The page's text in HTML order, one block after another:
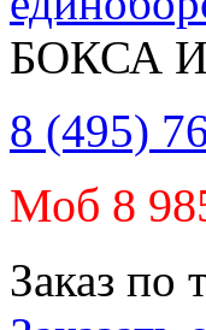
БОКСА
8 (495)
Моб 8
Заказ по